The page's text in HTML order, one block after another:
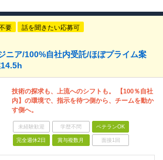
要 話を聞きたい応募可
ニア/100%自社内受託/ほぼプライム案
技術の探求も、上流へのシフトも。 【100％自社
内】の環境で、指示を待つ側から、チームを動か
す側へ。
未経験歓迎 学歴不問 ベテランOK
完全週休2日 賞与複数月 面接1回